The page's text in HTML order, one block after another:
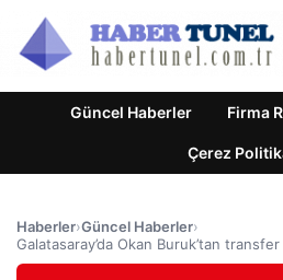
Güncel Haberler Firma
Çerez
Haberler›Güncel Haberler›
Galatasaray’da Okan Buruk’tan transfer